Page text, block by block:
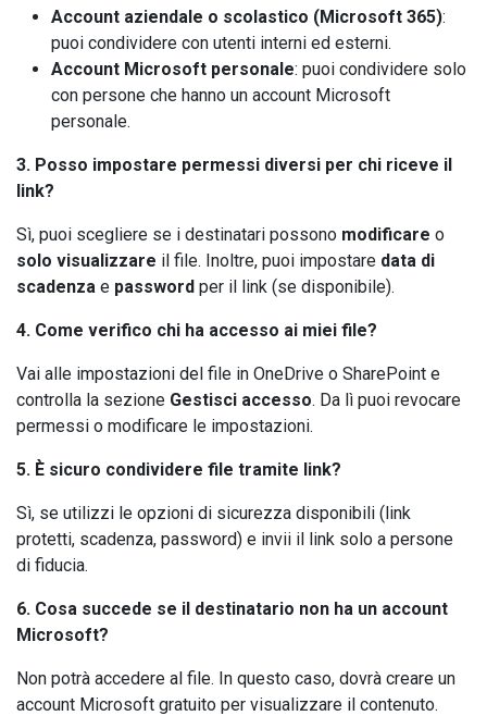
Account aziendale o scolastico (Microsoft 365):
puoi condividere con utenti interni ed esterni.
Account Microsoft personale: puoi condividere solo
con persone che hanno un account Microsoft
personale.
3. Posso impostare permessi diversi per chi riceve il
link?
Sì, puoi scegliere se i destinatari possono modificare o
solo visualizzare il file. Inoltre, puoi impostare data di
scadenza e password per il link (se disponibile).
4. Come verifico chi ha accesso ai miei file?
Vai alle impostazioni del file in OneDrive o SharePoint e
controlla la sezione Gestisci accesso. Da lì puoi revocare
permessi o modificare le impostazioni.
5. È sicuro condividere file tramite link?
Sì, se utilizzi le opzioni di sicurezza disponibili (link
protetti, scadenza, password) e invii il link solo a persone
di fiducia.
6. Cosa succede se il destinatario non ha un account
Microsoft?
Non potrà accedere al file. In questo caso, dovrà creare un
account Microsoft gratuito per visualizzare il contenuto.